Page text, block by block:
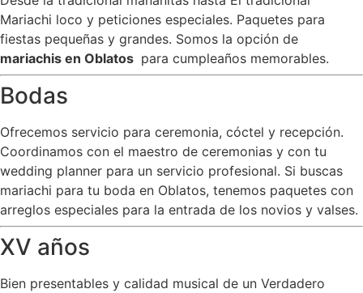
Mariachi loco y peticiones especiales. Paquetes para
fiestas pequeñas y grandes. Somos la opción de
mariachis en Oblatos para cumpleaños memorables.
Bodas
Ofrecemos servicio para ceremonia, cóctel y recepción.
Coordinamos con el maestro de ceremonias y con tu
wedding planner para un servicio profesional. Si buscas
mariachi para tu boda en Oblatos, tenemos paquetes con
arreglos especiales para la entrada de los novios y valses.
XV años
Bien presentables y calidad musical de un Verdadero